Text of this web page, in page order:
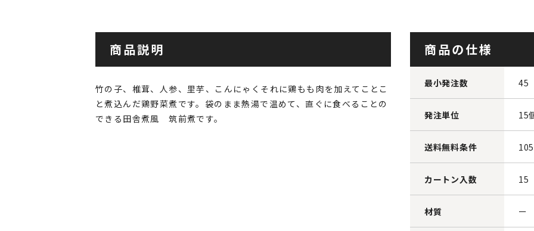
商品説明
竹の子、椎茸、人参、里芋、こんにゃくそれに鶏もも肉を加えてことこ
と煮込んだ鶏野菜煮です。袋のまま熱湯で温めて、直ぐに食べることの
できる田舎煮風 筑前煮です。
商品の仕様
最小発注数 45
発注単位 15
送料無料条件
カートン入数 15
材質 ー